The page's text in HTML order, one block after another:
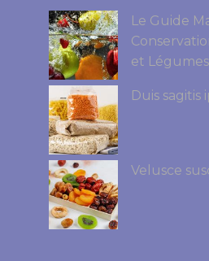
Le Guide
et Légumes
Duis sagitis
Velusce